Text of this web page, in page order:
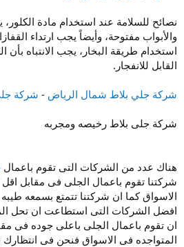
نصائح للسلامة عند استخدام مادة
والأبواب مفتوحة، وأيضاً يجب ارتداء
استخدام طريقة البخار، يجب الانتباه بأن
القابل للانفجار.
شركة جلي بلاط شمال الرياض - شركة
شركة جلى بلاط رخيصه ومجربه
هناك عدد من الشركات التى تقوم باعمال
شركتنا تقوم باعمال الجلى فى مقابل اقل
الاسواق كما ان شركتنا تتمتع بسمعه طيبه
افضل الشركات التى استطاعت ان تحل
ان تقوم باعمال الجلى باعلى جوده فى
المتواجده فى الاسواق فنحن فى